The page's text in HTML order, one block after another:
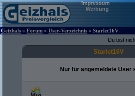
Impressum|
Werbung
Geizhals » Forum » User-Verzeichnis » Starlet16V
Du bist
Starlet16V
Nur für angemeldete User